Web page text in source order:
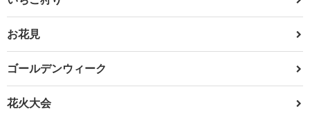
お花見
ゴールデンウィーク
花火大会